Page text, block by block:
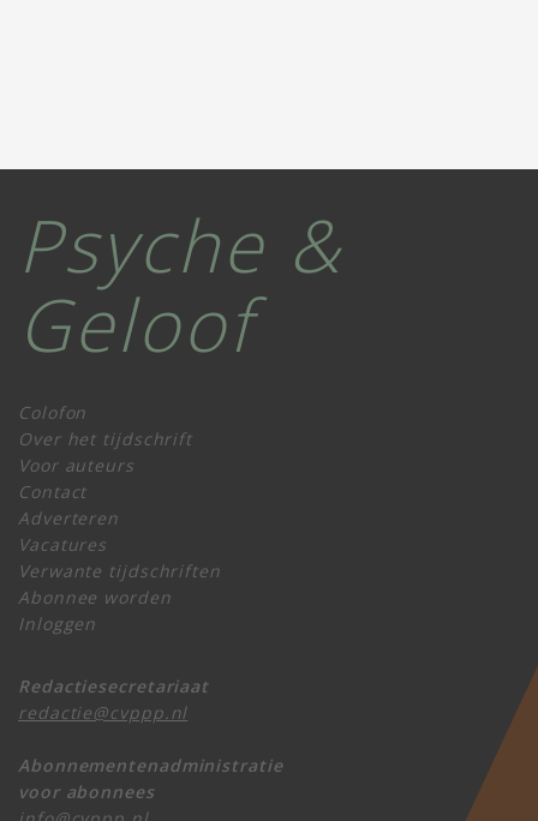
Psyche &
Geloof
Colofon
Over het tijdschrift
Voor auteurs
Contact
Adverteren
Vacatures
Verwante tijdschriften
Abonnee worden
Inloggen
Redactiesecretariaat
redactie@cvppp.nl
Abonnementenadministratie
voor abonnees